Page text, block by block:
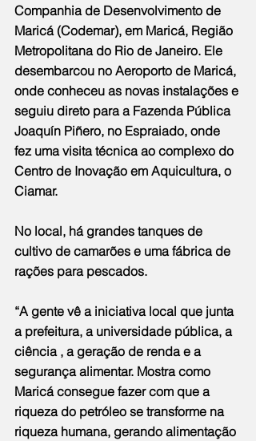
Companhia de Desenvolvimento de
Maricá (Codemar), em Maricá, Região
Metropolitana do Rio de Janeiro. Ele
desembarcou no Aeroporto de Maricá,
onde conheceu as novas instalações e
seguiu direto para a Fazenda Pública
Joaquín Piñero, no Espraiado, onde
fez uma visita técnica ao complexo do
Centro de Inovação em Aquicultura, o
Ciamar.
No local, há grandes tanques de
cultivo de camarões e uma fábrica de
rações para pescados.
“A gente vê a iniciativa local que junta
a prefeitura, a universidade pública, a
ciência , a geração de renda e a
segurança alimentar. Mostra como
Maricá consegue fazer com que a
riqueza do petróleo se transforme na
riqueza humana, gerando alimentação